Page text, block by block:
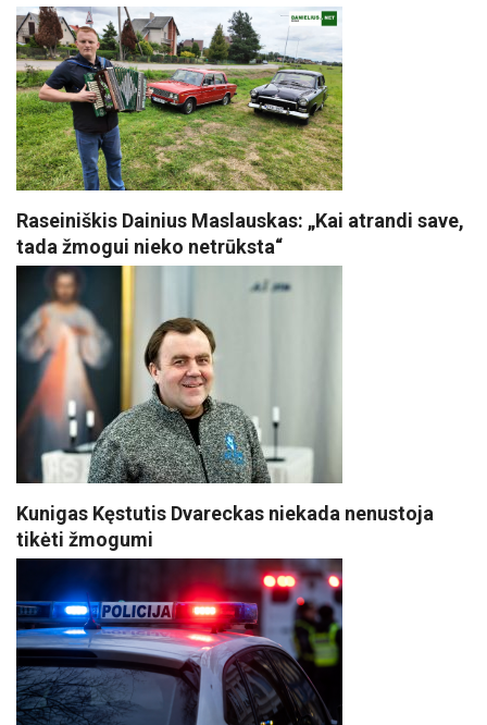
Raseiniškis Dainius Maslauskas: „Kai atrandi save,
tada žmogui nieko netrūksta“
Kunigas Kęstutis Dvareckas niekada nenustoja
tikėti žmogumi